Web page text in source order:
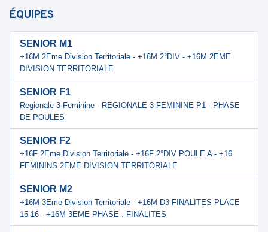
ÉQUIPES
SENIOR M1
+16M 2Eme Division Territoriale - +16M 2°DIV - +16M 2EME
DIVISION TERRITORIALE
SENIOR F1
Regionale 3 Feminine - REGIONALE 3 FEMININE P1 - PHASE
DE POULES
SENIOR F2
+16F 2Eme Division Territoriale - +16F 2°DIV POULE A - +16
FEMININS 2EME DIVISION TERRITORIALE
SENIOR M2
+16M 3Eme Division Territoriale - +16M D3 FINALITES PLACE
15-16 - +16M 3EME PHASE : FINALITES